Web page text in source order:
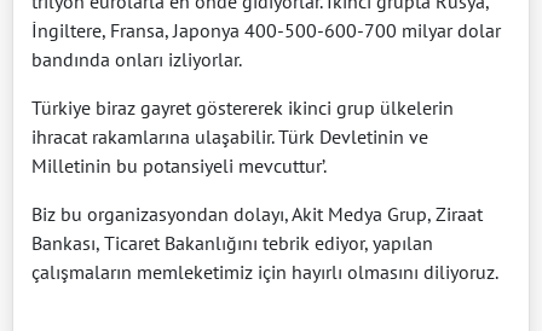
İngiltere, Fransa, Japonya 400-500-600-700 milyar dolar
bandında onları izliyorlar.
Türkiye biraz gayret göstererek ikinci grup ülkelerin
ihracat rakamlarına ulaşabilir. Türk Devletinin ve
Milletinin bu potansiyeli mevcuttur’.
Biz bu organizasyondan dolayı, Akit Medya Grup, Ziraat
Bankası, Ticaret Bakanlığını tebrik ediyor, yapılan
çalışmaların memleketimiz için hayırlı olmasını diliyoruz.